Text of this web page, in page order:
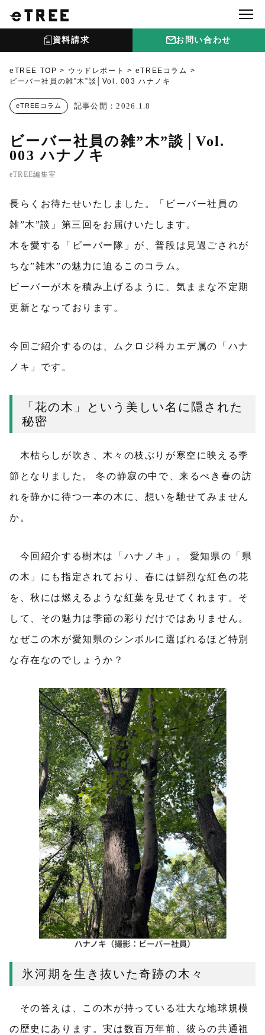
資料請求 お問い合わせ
eTREE TOP ウッドレポート
eTREEコラム
ビーバー社員の雑”木”談│Vol. 003 ハナノキ
eTREEコラム 記事公開：2026.1.8
ビーバー社員の雑”木”談│Vol.
003 ハナノキ
eTREE編集室
長らくお待たせいたしました。「ビーバー社員の
雑”木”談」第三回をお届けいたします。
木を愛する「ビーバー隊」が、普段は見過ごされが
ちな”雑木”の魅力に迫るこのコラム。
ビーバーが木を積み上げるように、気ままな不定期
更新となっております。
今回ご紹介するのは、ムクロジ科カエデ属の「ハナ
ノキ」です。
「花の木」という美しい名に隠された
秘密
木枯らしが吹き、木々の枝ぶりが寒空に映える季
節となりました。 冬の静寂の中で、来るべき春の訪
れを静かに待つ一本の木に、想いを馳せてみません
か。
今回紹介する樹木は「ハナノキ」。 愛知県の「県
の木」にも指定されており、春には鮮烈な紅色の花
を、秋には燃えるような紅葉を見せてくれます。そ
して、その魅力は季節の彩りだけではありません。
なぜこの木が愛知県のシンボルに選ばれるほど特別
な存在なのでしょうか？
氷河期を生き抜いた奇跡の木々
その答えは、この木が持っている壮大な地球規模
の歴史にあります。実は数百万年前、彼らの共通祖